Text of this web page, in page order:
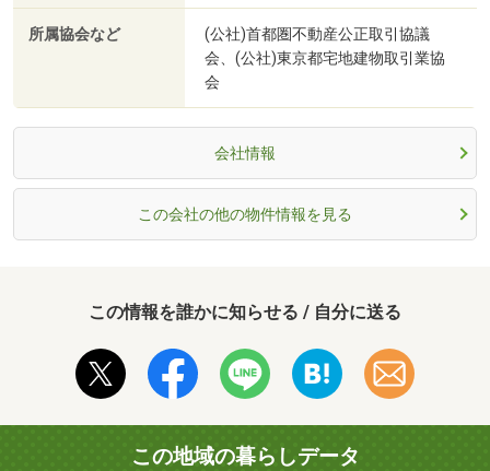
所属協会など
(公社)首都圏不動産公正取引協議
会、(公社)東京都宅地建物取引業協
会
会社情報
この会社の他の物件情報を見る
この情報を誰かに知らせる / 自分に送る
この地域の暮らしデータ